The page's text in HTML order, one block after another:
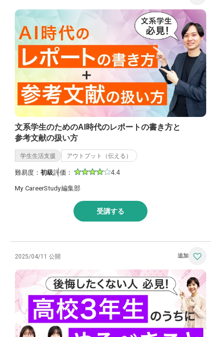
文系学生のためのAI時代のレポートの書き方と
参考文献の扱い方
学生生活支援 アウトプット（伝える）
難易度： 初級評価： 4.4
My CareerStudy編集部
受講する
2025/04/11 公開